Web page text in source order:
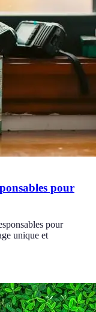
pour
pour
unique et